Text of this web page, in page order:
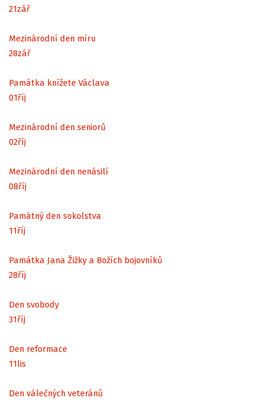
21zář
Mezinárodní den míru
28zář
Památka knížete Václava
01říj
Mezinárodní den seniorů
02říj
Mezinárodní den nenásilí
08říj
Památný den sokolstva
11říj
Památka Jana Žižky a Božích bojovníků
28říj
Den svobody
31říj
Den reformace
11lis
Den válečných veteránů